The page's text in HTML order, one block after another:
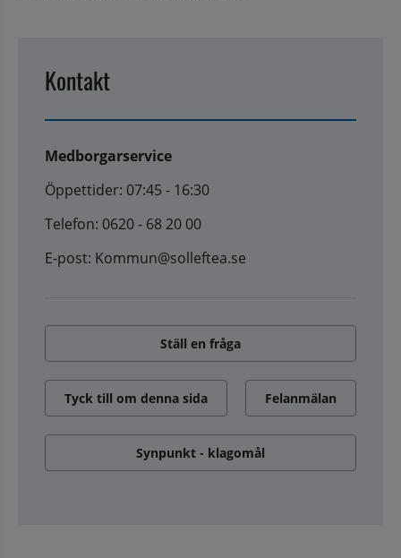
Kontakt
Medborgarservice
Öppettider: 07:45 - 16:30
Telefon: 0620 - 68 20 00
E-post: Kommun@solleftea.se
Ställ en fråga
Tyck till om denna sida Felanmälan
Synpunkt - klagomål